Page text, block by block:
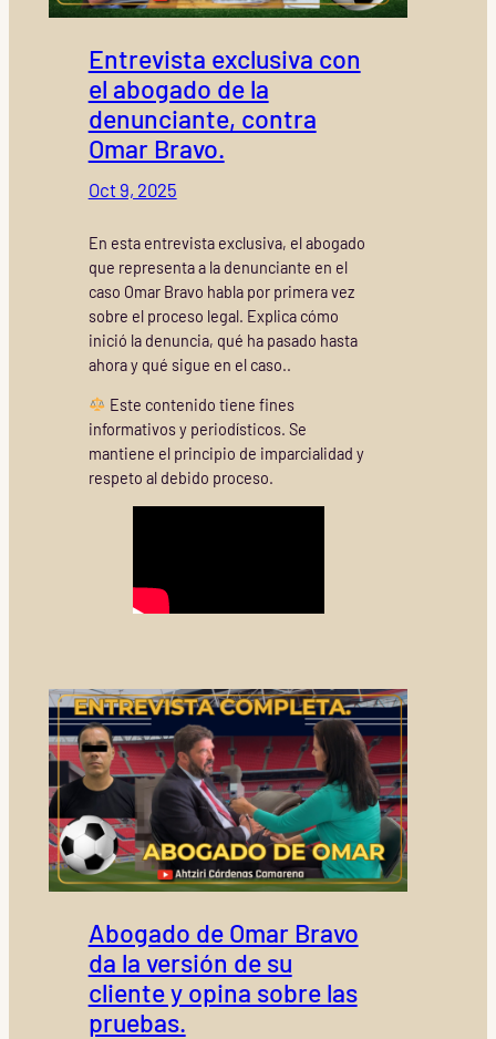
Entrevista exclusiva con
el abogado de la
denunciante, contra
Omar Bravo.
Oct 9, 2025
En esta entrevista exclusiva, el abogado
que representa a la denunciante en el
caso Omar Bravo habla por primera vez
sobre el proceso legal. Explica cómo
inició la denuncia, qué ha pasado hasta
ahora y qué sigue en el caso..
Este contenido tiene fines
informativos y periodísticos. Se
mantiene el principio de imparcialidad y
respeto al debido proceso.
Abogado de Omar Bravo
da la versión de su
cliente y opina sobre las
pruebas.